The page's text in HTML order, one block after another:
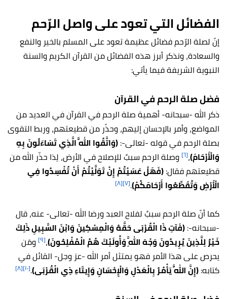
الفضائل التي تعود على واصل الرّحم
إنّ لصلة الرّحم فضائل عظيمة تعود على المسلم بالخير والنفع
والسعادة، ونذكر أبرز هذه الفضائل من القرآن الكريم والسنة
النبوية الشريفة فيما يأتي:
فضل صلة الرحم في القرآن
ذكر الله -سبحانه- أهمية صلة الرحم في القرآن في العديد من
المواضع، وأمر بالإحسان إليهم، وحذّر من قطيعتهم، وربط التقوى
بصلة الرحم في قوله -تعالى-:(وَاتَّقُوا اللَّهَ الَّذِي تَسَاءَلُونَ بِهِ
وَالْأَرْحَامَ)،[٦] وصلة الرحم سببٌ للإصلاح في الأرض، لِذا حذّر الله من
قطيعتهم فقال:(فَهَلْ عَسَيْتُمْ إِنْ تَوَلَّيْتُمْ أَنْ تُفْسِدُوا فِي
الْأَرْضِ وَتُقَطِّعُوا أَرْحَامَكُمْ).[٧] [٨]
كما أنّ صلة الرحم سببٌ لفلاح العبد ورضا الله -تعالى- عنه، قال
-سبحانه-:(فَآتِ ذَا الْقُرْبَى حَقَّهُ وَالْمِسْكِينَ وَابْنَ السَّبِيلِ ذَلِكَ
خَيْرٌ لِلَّذِينَ يُرِيدُونَ وَجْهَ اللَّهِ وَأُولَئِكَ هُمُ الْمُفْلِحُونَ)،[٩]
ومَن
يحرص على هذا الأمر فهو يمتثل أمر الله -عز وجل- القائل في
كتابه:(إِنَّ اللَّهَ يَأْمُرُ بِالْعَدْلِ وَالْإِحْسَانِ وَإِيتَاءِ ذِي الْقُرْبَى).[١٠] [٨]